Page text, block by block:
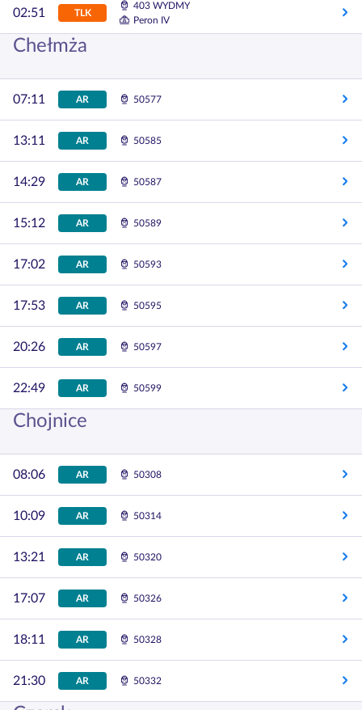
02:51 TLK
403 WYDMY
Peron IV
Chełmża
07:11 AR 50577
13:11 AR 50585
14:29 AR 50587
15:12 AR 50589
17:02 AR 50593
17:53 AR 50595
20:26 AR 50597
22:49 AR 50599
Chojnice
08:06 AR 50308
10:09 AR 50314
13:21 AR 50320
17:07 AR 50326
18:11 AR 50328
21:30 AR 50332